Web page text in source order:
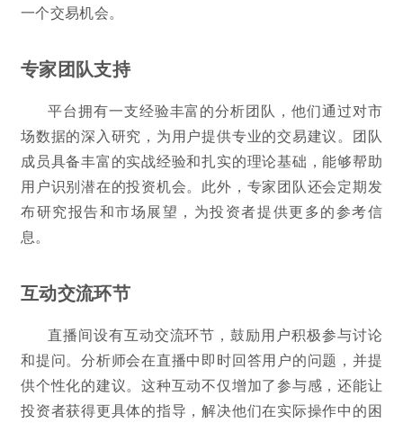
一个交易机会。
专家团队支持
平台拥有一支经验丰富的分析团队，他们通过对市
场数据的深入研究，为用户提供专业的交易建议。团队
成员具备丰富的实战经验和扎实的理论基础，能够帮助
用户识别潜在的投资机会。此外，专家团队还会定期发
布研究报告和市场展望，为投资者提供更多的参考信
息。
互动交流环节
直播间设有互动交流环节，鼓励用户积极参与讨论
和提问。分析师会在直播中即时回答用户的问题，并提
供个性化的建议。这种互动不仅增加了参与感，还能让
投资者获得更具体的指导，解决他们在实际操作中的困